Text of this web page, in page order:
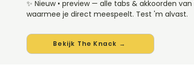
✨ Nieuw • preview — alle tabs & akkoorden
waarmee je direct meespeelt. Test 'm alvast.
Bekijk The Knack →